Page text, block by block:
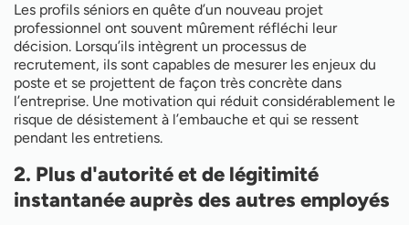
Les profils séniors en quête d’un nouveau projet
professionnel ont souvent mûrement réfléchi leur
décision. Lorsqu’ils intègrent un processus de
recrutement, ils sont capables de mesurer les enjeux du
poste et se projettent de façon très concrète dans
l’entreprise. Une motivation qui réduit considérablement le
risque de désistement à l’embauche et qui se ressent
pendant les entretiens.
2. Plus d'autorité et de légitimité
instantanée auprès des autres employés